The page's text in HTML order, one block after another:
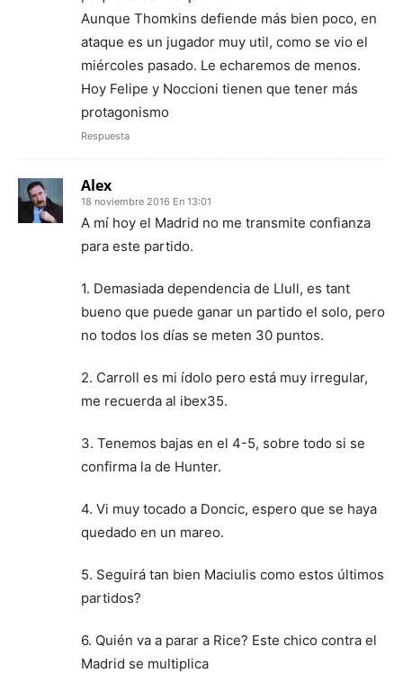
Aunque Thomkins defiende más bien poco, en
ataque es un jugador muy util, como se vio el
miércoles pasado. Le echaremos de menos.
Hoy Felipe y Noccioni tienen que tener más
protagonismo
Respuesta
Alex
18 noviembre 2016 En 13:01
A mí hoy el Madrid no me transmite confianza
para este partido.
1. Demasiada dependencia de Llull, es tant
bueno que puede ganar un partido el solo, pero
no todos los días se meten 30 puntos.
2. Carroll es mi ídolo pero está muy irregular,
me recuerda al ibex35.
3. Tenemos bajas en el 4-5, sobre todo si se
confirma la de Hunter.
4. Vi muy tocado a Doncic, espero que se haya
quedado en un mareo.
5. Seguirá tan bien Maciulis como estos últimos
partidos?
6. Quién va a parar a Rice? Este chico contra el
Madrid se multiplica